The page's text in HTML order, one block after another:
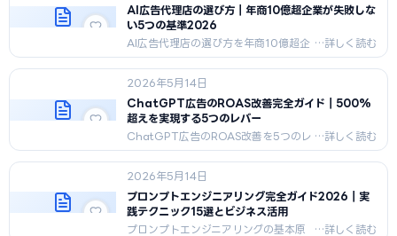
説。
AI広告代理店の選び方｜年商10億超企業が失敗しな
い5つの基準2026
AI広告代理店の選び方を年商10億超企
業視点で完全解説。ChatGPT広告実
績、LLMO対策力、透明性、法令対応
力、自社AIツールの5基準、料金相場、
失敗回避策まで。
2026年5月14日
ChatGPT広告のROAS改善完全ガイド｜500%
超えを実現する5つのレバー
ChatGPT広告のROAS改善を5つのレ
バー（ターゲティング、クリエイティ
ブ、LP、入札、LTV）で実現する完全
ガイド。業種別ROAS目安、500%達
成事例、30/60/90日ロードマップ。
2026年5月14日
プロンプトエンジニアリング完全ガイド2026｜実
践テクニック15選とビジネス活用
プロンプトエンジニアリングの基本原